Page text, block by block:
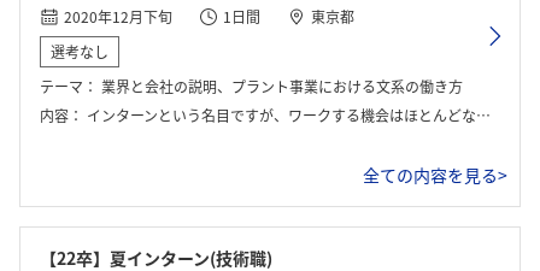
2020年12月下旬
1日間
東京都
選考なし
テーマ： 業界と会社の説明、プラント事業における文系の働き方
内容： インターンという名目ですが、ワークする機会はほとんどなく説明会・座談会のような感じでした。
全ての内容を見る>
【22卒】夏インターン(技術職)